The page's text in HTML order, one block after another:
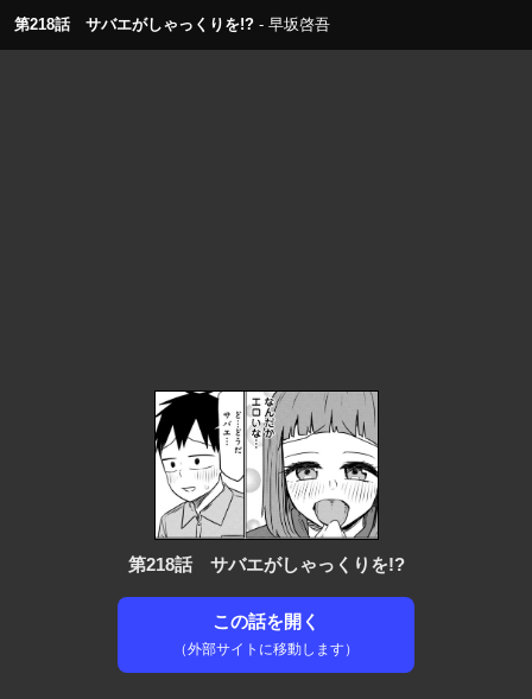
第218話 サバエがしゃっくりを!? 早坂啓吾
第218話 サバエがしゃっくりを!?
この話を開く
（外部サイトに移動します）